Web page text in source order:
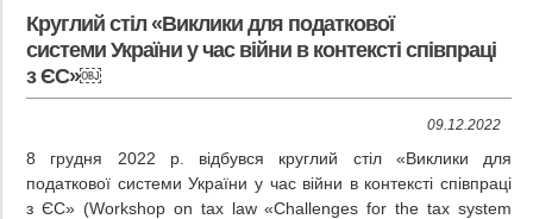
Круглий стіл «Виклики для податкової
системи України у час війни в контексті співпраці
з ЄС»￼
09.12.2022
8 грудня 2022 р. відбувся круглий стіл «Виклики для
податкової системи України у час війни в контексті співпраці
з ЄС» (Workshop on tax law «Challenges for the tax system